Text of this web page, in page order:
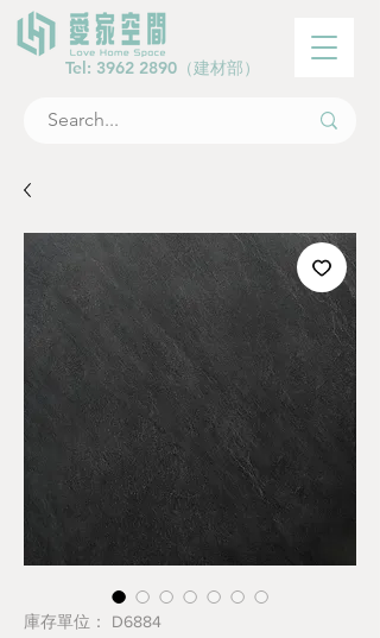
Tel: 3962 2890 （建材部）
庫存單位： D6884